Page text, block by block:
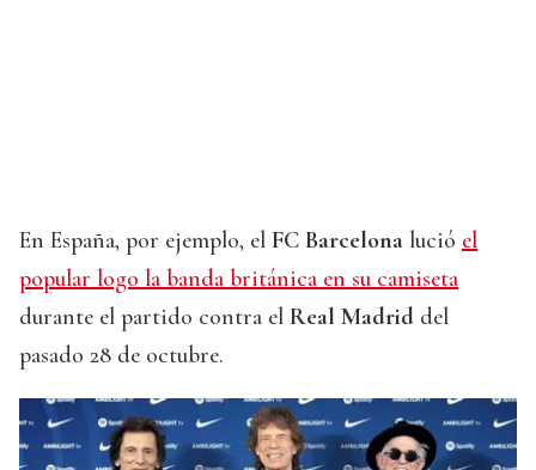
En España, por ejemplo, el FC Barcelona lució el
popular logo la banda británica en su camiseta
durante el partido contra el Real Madrid del
pasado 28 de octubre.